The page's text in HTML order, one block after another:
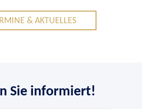
& AKTUELLES
Sie informiert!